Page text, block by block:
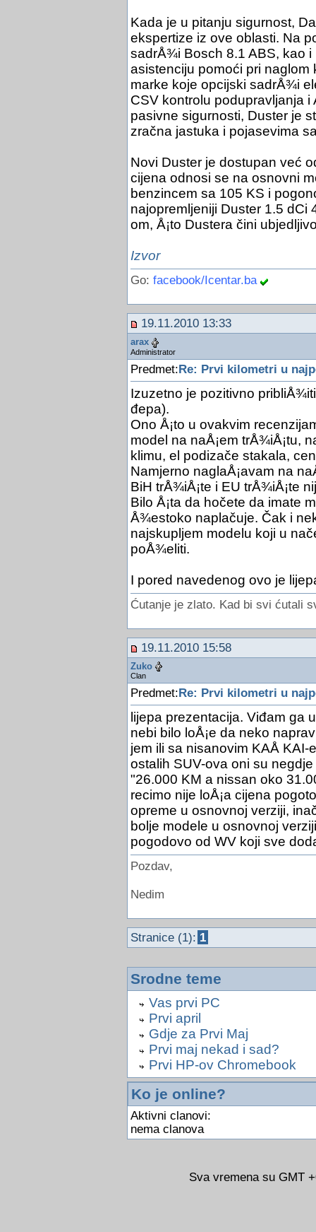
Kada je u pitanju sigurnost,
ekspertize iz ove oblasti. Na
sadrÅ¾i Bosch 8.1 ABS, kao
asistenciju pomoći pri
marke koje opcijski sadrÅ¾i
CSV kontrolu podupravljanja
pasivne sigurnosti, Duster je
zračna jastuka i pojasevima
Novi Duster je dostupan već
cijena odnosi se na osnovni
benzincem sa 105 KS i
najopremljeniji Duster 1.5 dCi
om, Å¡to Dustera čini
Izvor
Go: facebook/Icentar.ba
19.11.2010 13:33
arax
Administrator
Predmet:Re: Prvi kilometri u
Izuzetno je pozitivno
đepa).
Ono Å¡to u ovakvim
model na naÅ¡em trÅ¾iÅ¡tu,
klimu, el podizače stakala,
Namjerno naglaÅ¡avam na
BiH trÅ¾iÅ¡te i EU trÅ¾iÅ¡te
Bilo Å¡ta da hočete da imate
Å¾estoko naplačuje. Čak i
najskupljem modelu koji u
poÅ¾eliti.
I pored navedenog ovo je
Ćutanje je zlato. Kad bi svi ćutali
19.11.2010 15:58
Zuko
Clan
Predmet: Re: Prvi kilometri u
lijepa prezentacija. Viđam ga
nebi bilo loÅ¡e da neko
jem ili sa nisanovim KAÅ
ostalih SUV-ova oni su
"26.000 KM a nissan oko
recimo nije loÅ¡a cijena
opreme u osnovnoj verziji,
bolje modele u osnovnoj
pogodovo od WV koji sve
Pozdav,
Nedim
Stranice (1): 1
Srodne teme
Vas prvi PC
Prvi april
Gdje za Prvi Maj
Prvi maj nekad i sad?
Prvi HP-ov Chromebook
Ko je online?
Aktivni clanovi:
nema clanova
Sva vremena su GMT